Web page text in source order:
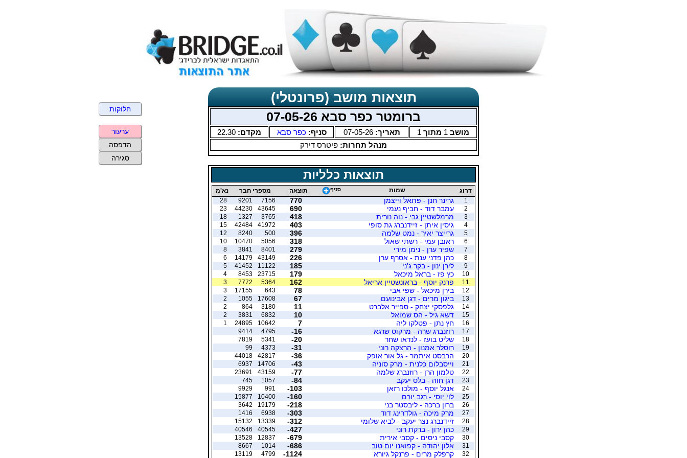
תוצאות מושב (פרונטלי)
ברומטר כפר סבא 07-05-26
מושב 1 מתוך 1 תאריך:07-05-26 סניף: כפר סבא מקדם: 22.30
מנהל תחרות: פיטרס דירק
תוצאות כלליות
דרוג שמות סניף תוצאה מספרי חבר
נא'מ
1
גרינר חנן - פתאל וייצמן 770
7156
9201
28
2
עמבר דוד - חביף נעמי 690
43645
44230
23
3
מרמלשטיין גבי - נוה נורית 418
3765
1327
18
4
גיסין איתן - זיידנברג גת סופי 403
41972
42484
15
5
גרייצר יאיר - נמט שלמה 396
500
8240
12
6
ראובן עמי - רשתי שאול 318
5056
10470
10
7
שפיר ערן - נימן מירי 279
8401
3841
8
8
כהן פדני ענת - אסרף ערן 226
43149
14179
6
9
לירן ינון - בקר ג'ני 185
11122
41452
5
10
כץ פז - בראל מיכאל 179
23715
8453
4
11
פרנק יוסף - בראונשטיין אריאל 162
5364
7772
3
12
בירן מיכאל - שפי אבי 78
643
17155
3
13
ביגון מרים - דגן אבינועם 67
17608
1055
2
14
גלפסקי יצחק - ספייר אלברט 11
3180
864
2
15
דשא גיל - הס שמואל 10
6832
3831
2
16
חץ נתן - פטלקו ליה 7
10642
24895
1
17
רוזנברג שרה - מרקוס שרגא -16
4795
9414
18
שליט בועז - לנדאו שחר -20
5341
7819
19
רוסלר אמנון - הרצקה רוני -31
4373
99
20
הרבסט איתמר - גל אור אופק -36
42817
44018
21
וייסבלום כלנית - מרק סוניה -43
14706
6937
22
טלמון הרן - רוזנברג שלמה -77
43159
23691
23
דגן חוה - בלס יעקב -84
1057
745
24
אנגל יוסף - מולכו רזאן -103
991
9929
25
לוי יוסי - רגב יורם -160
10400
15877
26
ברון ברכה - ליבסטר בני -218
19179
3642
27
מרק מיכה - גולדרינג דוד -303
6938
1416
28
זיידנברג נצר יעקב - לביא שלומי -312
13339
15132
29
כהן ירון - ברקת רוני -427
40545
40546
30
קסבי ניסים - קסבי אירית -679
12837
13528
31
אלון יהודה - קפואנו יום טוב -686
1014
8667
32
קרפלק מרים - פרנקל גיורא -1124
4799
13119
חלוקות
ערעור
הדפסה
סגירה